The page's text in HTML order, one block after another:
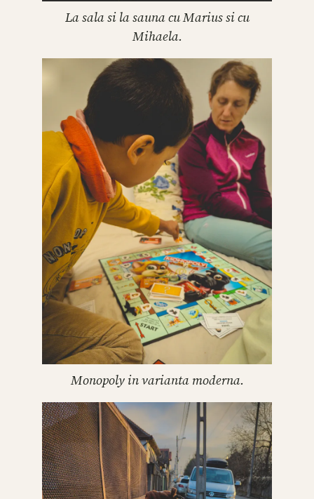
La sala si la sauna cu Marius si cu
Mihaela.
Monopoly in varianta moderna.